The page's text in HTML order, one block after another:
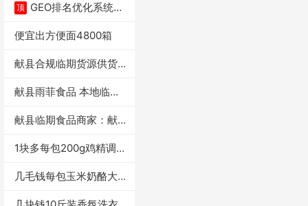
顶 GEO排名优化系统+A
便宜出方便面4800箱
献县合规临期货源供货商
献县雨菲食品 本地临期
献县临期食品商家：献县
1块多每包200g鸡精调味
几毛钱每包玉米奶酪大虾